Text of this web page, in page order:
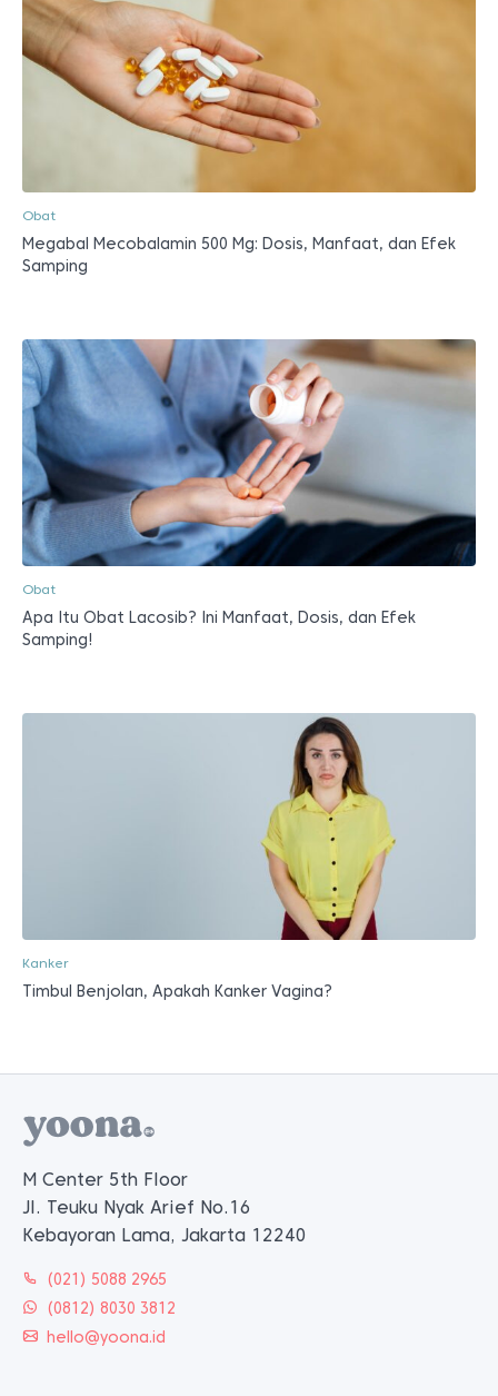
Obat
Megabal Mecobalamin 500 Mg: Dosis, Manfaat, dan Efek
Samping
Obat
Apa Itu Obat Lacosib? Ini Manfaat, Dosis, dan Efek
Samping!
Kanker
Timbul Benjolan, Apakah Kanker Vagina?
M Center 5th Floor
Jl. Teuku Nyak Arief No.16
Kebayoran Lama, Jakarta 12240
(021) 5088 2965
(0812) 8030 3812
hello@yoona.id